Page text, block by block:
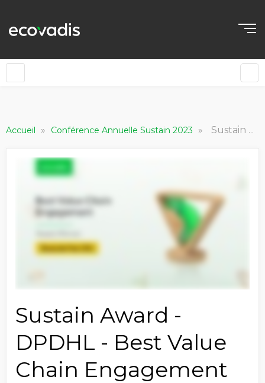
Accueil » Conférence Annuelle Sustain 2023 » Sustain Award - DPDHL - Best Value Chain Engagement
Sustain Award -
DPDHL - Best Value
Chain Engagement